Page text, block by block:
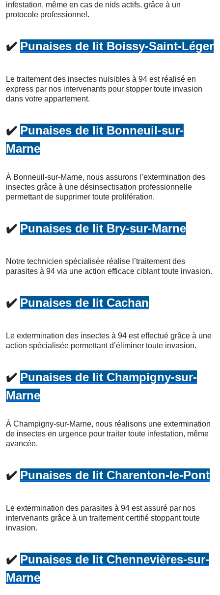
infestation, même en cas de nids actifs, grâce à un
protocole professionnel.
✔️ Punaises de lit Boissy-Saint-Léger
Le traitement des insectes nuisibles à 94 est réalisé en
express par nos intervenants pour stopper toute invasion
dans votre appartement.
✔️ Punaises de lit Bonneuil-sur-
Marne
À Bonneuil-sur-Marne, nous assurons l’extermination des
insectes grâce à une désinsectisation professionnelle
permettant de supprimer toute prolifération.
✔️ Punaises de lit Bry-sur-Marne
Notre technicien spécialisée réalise l’traitement des
parasites à 94 via une action efficace ciblant toute invasion.
✔️ Punaises de lit Cachan
Le extermination des insectes à 94 est effectué grâce à une
action spécialisée permettant d’éliminer toute invasion.
✔️ Punaises de lit Champigny-sur-
Marne
À Champigny-sur-Marne, nous réalisons une extermination
de insectes en urgence pour traiter toute infestation, même
avancée.
✔️ Punaises de lit Charenton-le-Pont
Le extermination des parasites à 94 est assuré par nos
intervenants grâce à un traitement certifié stoppant toute
invasion.
✔️ Punaises de lit Chennevières-sur-
Marne